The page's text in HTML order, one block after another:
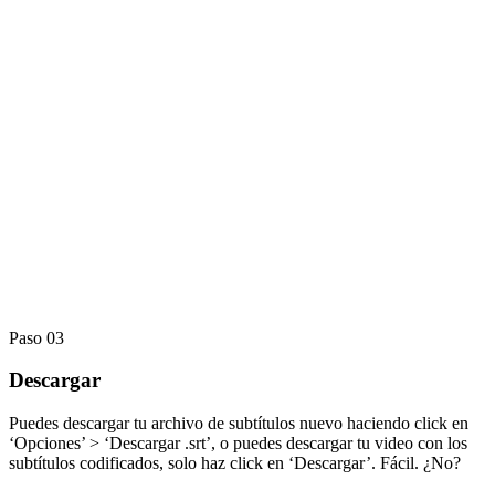
Paso 03
Descargar
Puedes descargar tu archivo de subtítulos nuevo haciendo click en
‘Opciones’ > ‘Descargar .srt’, o puedes descargar tu video con los
subtítulos codificados, solo haz click en ‘Descargar’. Fácil. ¿No?